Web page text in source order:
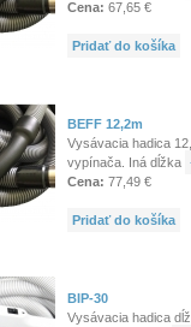
Cena: 67,65 €
Pridať do košíka
BEFF 12,2m
Vysávacia hadica
vypínača. Iná dĺžka
Cena: 77,49 €
Pridať do košíka
BIP-30
Vysávacia hadica